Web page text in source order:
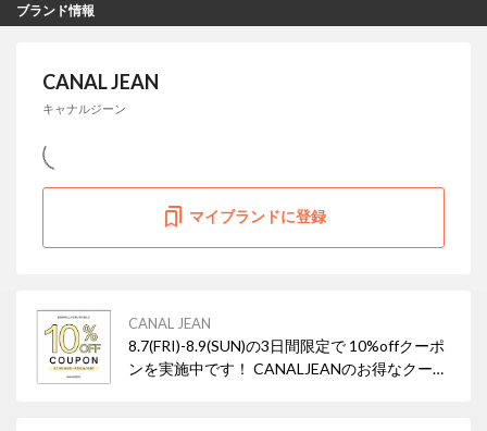
ブランド情報
CANAL JEAN
キャナルジーン
マイブランドに登録
CANAL JEAN
8.7(FRI)-8.9(SUN)の3日間限定で 10%offクーポ
ンを実施中です！ CANALJEANのお得なクーポ